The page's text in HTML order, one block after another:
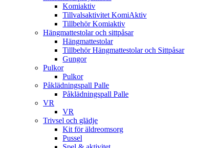
Komiaktiv
Tillvalsaktivitet KomiAktiv
Tillbehör Komiaktiv
Hängmattestolar och sittpåsar
Hängmattestolar
Tillbehör Hängmattestolar och Sittpåsar
Gungor
Pulkor
Pulkor
Påklädningspall Palle
Påklädningspall Palle
VR
VR
Trivsel och glädje
Kit för äldreomsorg
Pussel